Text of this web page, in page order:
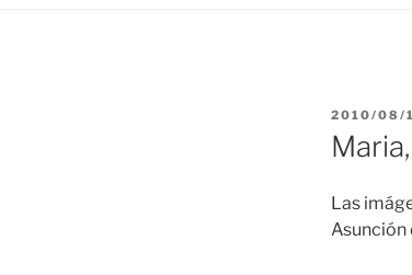
EL
2010/08/
Las
Asunción